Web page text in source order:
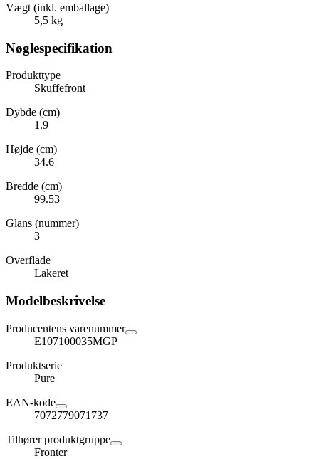
Vægt (inkl. emballage)
5,5 kg
Nøglespecifikation
Produkttype
Skuffefront
Dybde (cm)
1.9
Højde (cm)
34.6
Bredde (cm)
99.53
Glans (nummer)
3
Overflade
Lakeret
Modelbeskrivelse
Producentens varenummer
E107100035MGP
Produktserie
Pure
EAN-kode
7072779071737
Tilhører produktgruppe
Fronter